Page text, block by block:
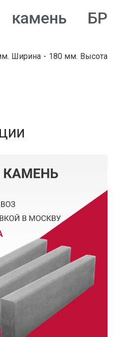
камень БР
Ширина - 180 мм. Высота